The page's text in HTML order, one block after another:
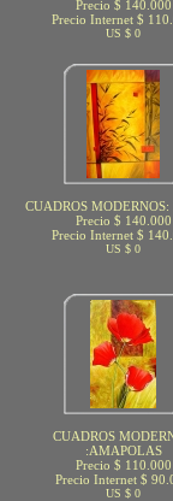
Precio $ 140.000
Precio Internet $
US $ 0
CUADROS
Precio $ 140.000
Precio Internet $
US $ 0
CUADROS
:AMAPOLAS
Precio $ 110.000
Precio Internet $
US $ 0